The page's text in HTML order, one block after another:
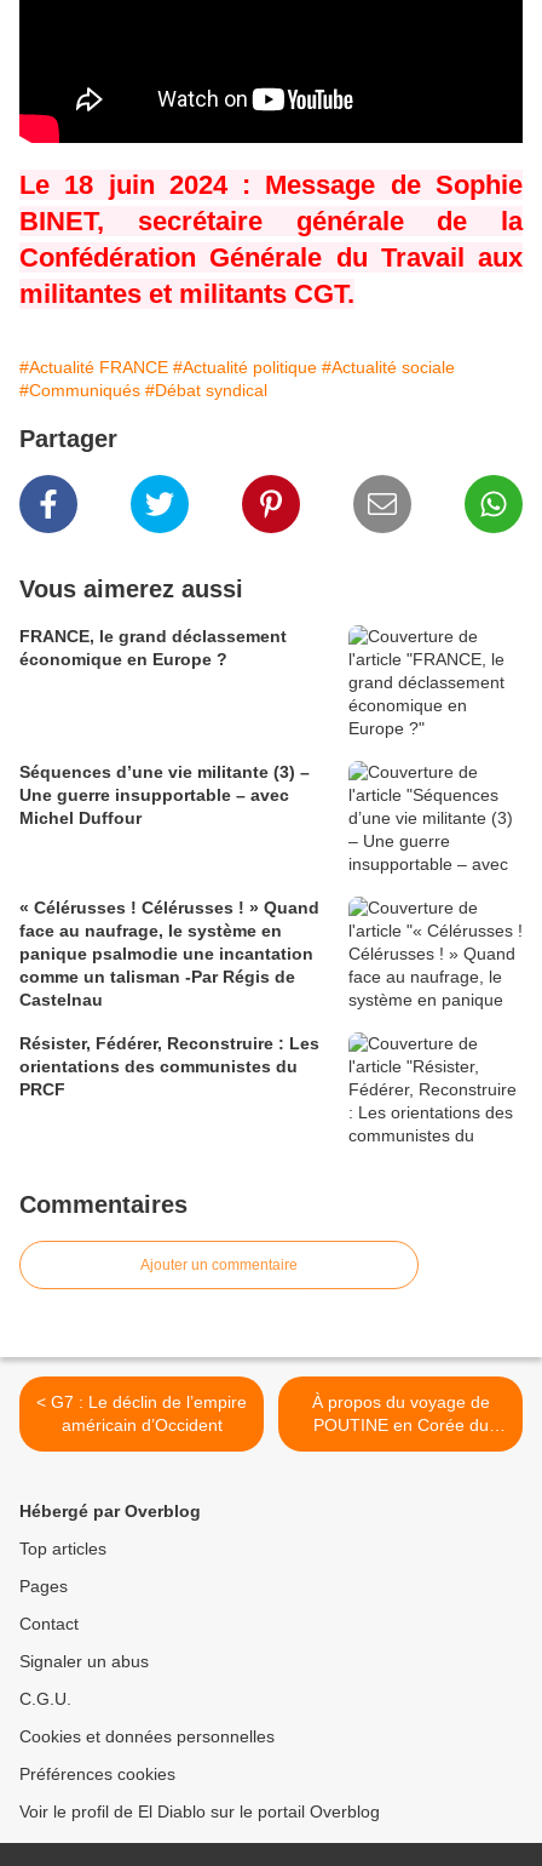
Le 18 juin 2024 : Message de Sophie
BINET, secrétaire générale de la
Confédération Générale du Travail aux
militantes et militants CGT.
#Actualité FRANCE #Actualité politique #Actualité sociale
#Communiqués #Débat syndical
Partager
Vous aimerez aussi
FRANCE, le grand déclassement
économique en Europe ?
Séquences d’une vie militante (3) –
Une guerre insupportable – avec
Michel Duffour
« Célérusses ! Célérusses ! » Quand
face au naufrage, le système en
panique psalmodie une incantation
comme un talisman -Par Régis de
Castelnau
Résister, Fédérer, Reconstruire : Les
orientations des communistes du
PRCF
Commentaires
Ajouter un commentaire
< G7 : Le déclin de l’empire
américain d’Occident
À propos du voyage de
POUTINE en Corée du
Nord : les remarques sur
Hébergé par Overblog
Top articles
Pages
Contact
Signaler un abus
C.G.U.
Cookies et données personnelles
Préférences cookies
Voir le profil de El Diablo sur le portail Overblog